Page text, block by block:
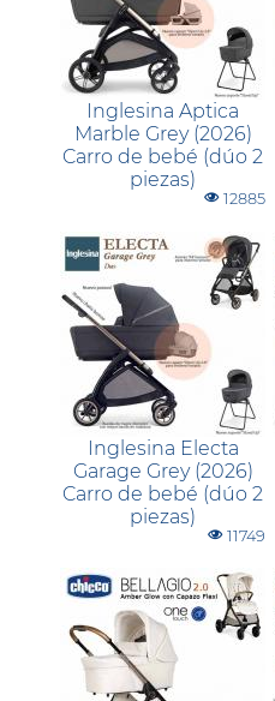
Inglesina Aptica
Marble Grey (2026)
Carro de bebé (dúo 2
piezas)
12885
Inglesina Electa
Garage Grey (2026)
Carro de bebé (dúo 2
piezas)
11749